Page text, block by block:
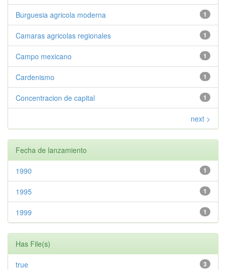
1
Burguesia agricola moderna
1
Camaras agricolas regionales
1
Campo mexicano
1
Cardenismo
1
Concentracion de capital
next >
Fecha de lanzamiento
1
1990
1
1995
1
1999
Has File(s)
3
true